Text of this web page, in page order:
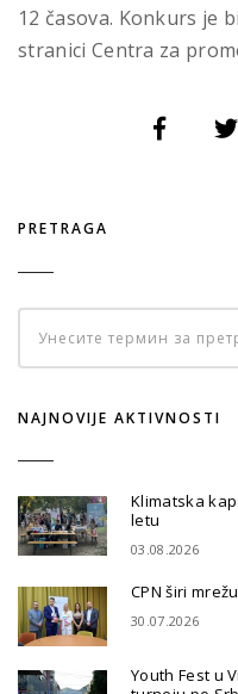
12 časova. Konkurs je
stranici Centra za
PRETRAGA
NAJNOVIJE AKTIVNOSTI
Klimatska
letu
03.08.2026
CPN širi
30.07.2026
Youth Fest u